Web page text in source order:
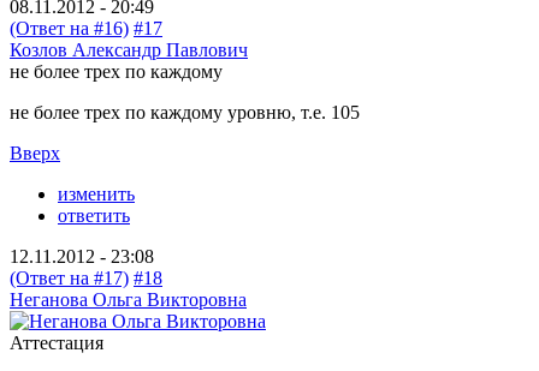
08.11.2012 - 20:49
(Ответ на #16) #17
Козлов Александр Павлович
не более трех по каждому
не более трех по каждому уровню, т.е. 105
Вверх
изменить
ответить
12.11.2012 - 23:08
(Ответ на #17) #18
Неганова Ольга Викторовна
Аттестация